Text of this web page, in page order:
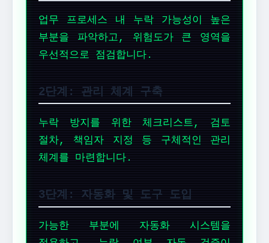
업무 프로세스 내 누락 가능성이 높은
부분을 파악하고, 위험도가 큰 영역을
우선적으로 점검합니다.
2단계: 관리 체계 구축
누락 방지를 위한 체크리스트, 검토
절차, 책임자 지정 등 구체적인 관리
체계를 마련합니다.
3단계: 자동화 및 도구 도입
가능한 부분에 자동화 시스템을